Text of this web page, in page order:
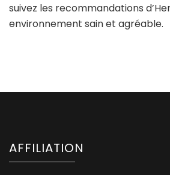
suivez les recommandations
environnement sain et agréable.
AFFILIATION